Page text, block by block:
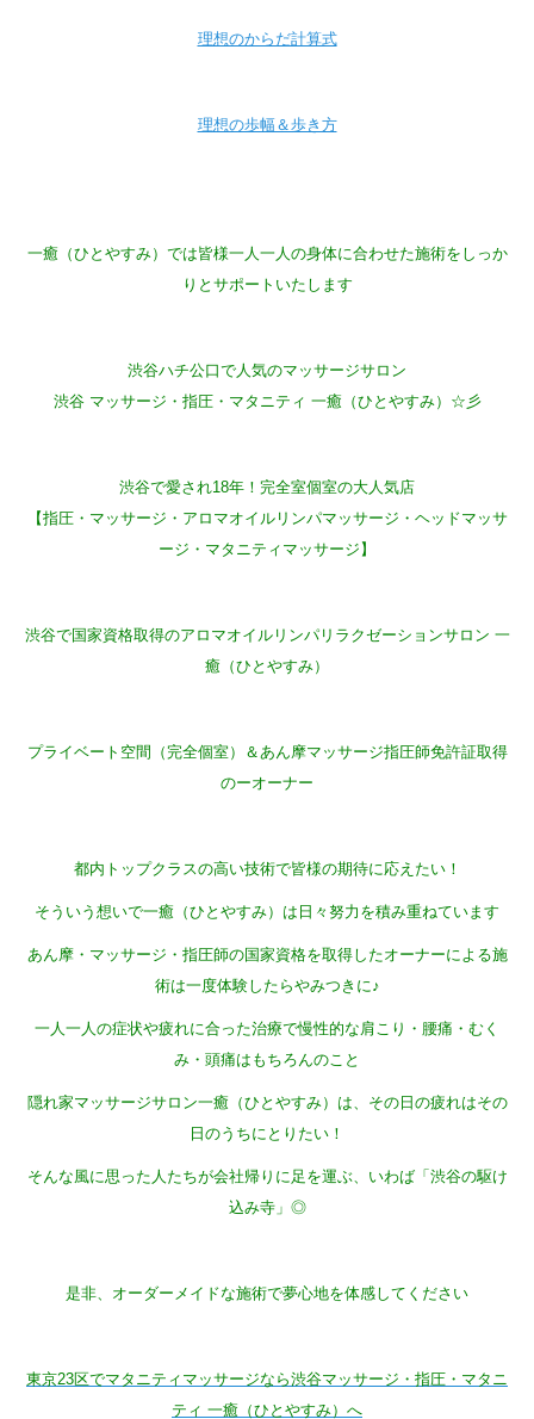
理想のからだ計算式
理想の歩幅＆歩き方
一癒（ひとやすみ）では皆様一人一人の身体に合わせた施術をしっか
りとサポートいたします
渋谷ハチ公口で人気のマッサージサロン
渋谷 マッサージ・指圧・マタニティ 一癒（ひとやすみ）☆彡
渋谷で愛され18年！完全室個室の大人気店
【指圧・マッサージ・アロマオイルリンパマッサージ・ヘッドマッサ
ージ・マタニティマッサージ】
渋谷で国家資格取得のアロマオイルリンパリラクゼーションサロン 一
癒（ひとやすみ）
プライベート空間（完全個室）＆あん摩マッサージ指圧師免許証取得
のーオーナー
都内トップクラスの高い技術で皆様の期待に応えたい！
そういう想いで一癒（ひとやすみ）は日々努力を積み重ねています
あん摩・マッサージ・指圧師の国家資格を取得したオーナーによる施
術は一度体験したらやみつきに♪
一人一人の症状や疲れに合った治療で慢性的な肩こり・腰痛・むく
み・頭痛はもちろんのこと
隠れ家マッサージサロン一癒（ひとやすみ）は、その日の疲れはその
日のうちにとりたい！
そんな風に思った人たちが会社帰りに足を運ぶ、いわば「渋谷の駆け
込み寺」◎
是非、オーダーメイドな施術で夢心地を体感してください
東京23区でマタニティマッサージなら渋谷マッサージ・指圧・マタニ
ティ 一癒（ひとやすみ）へ